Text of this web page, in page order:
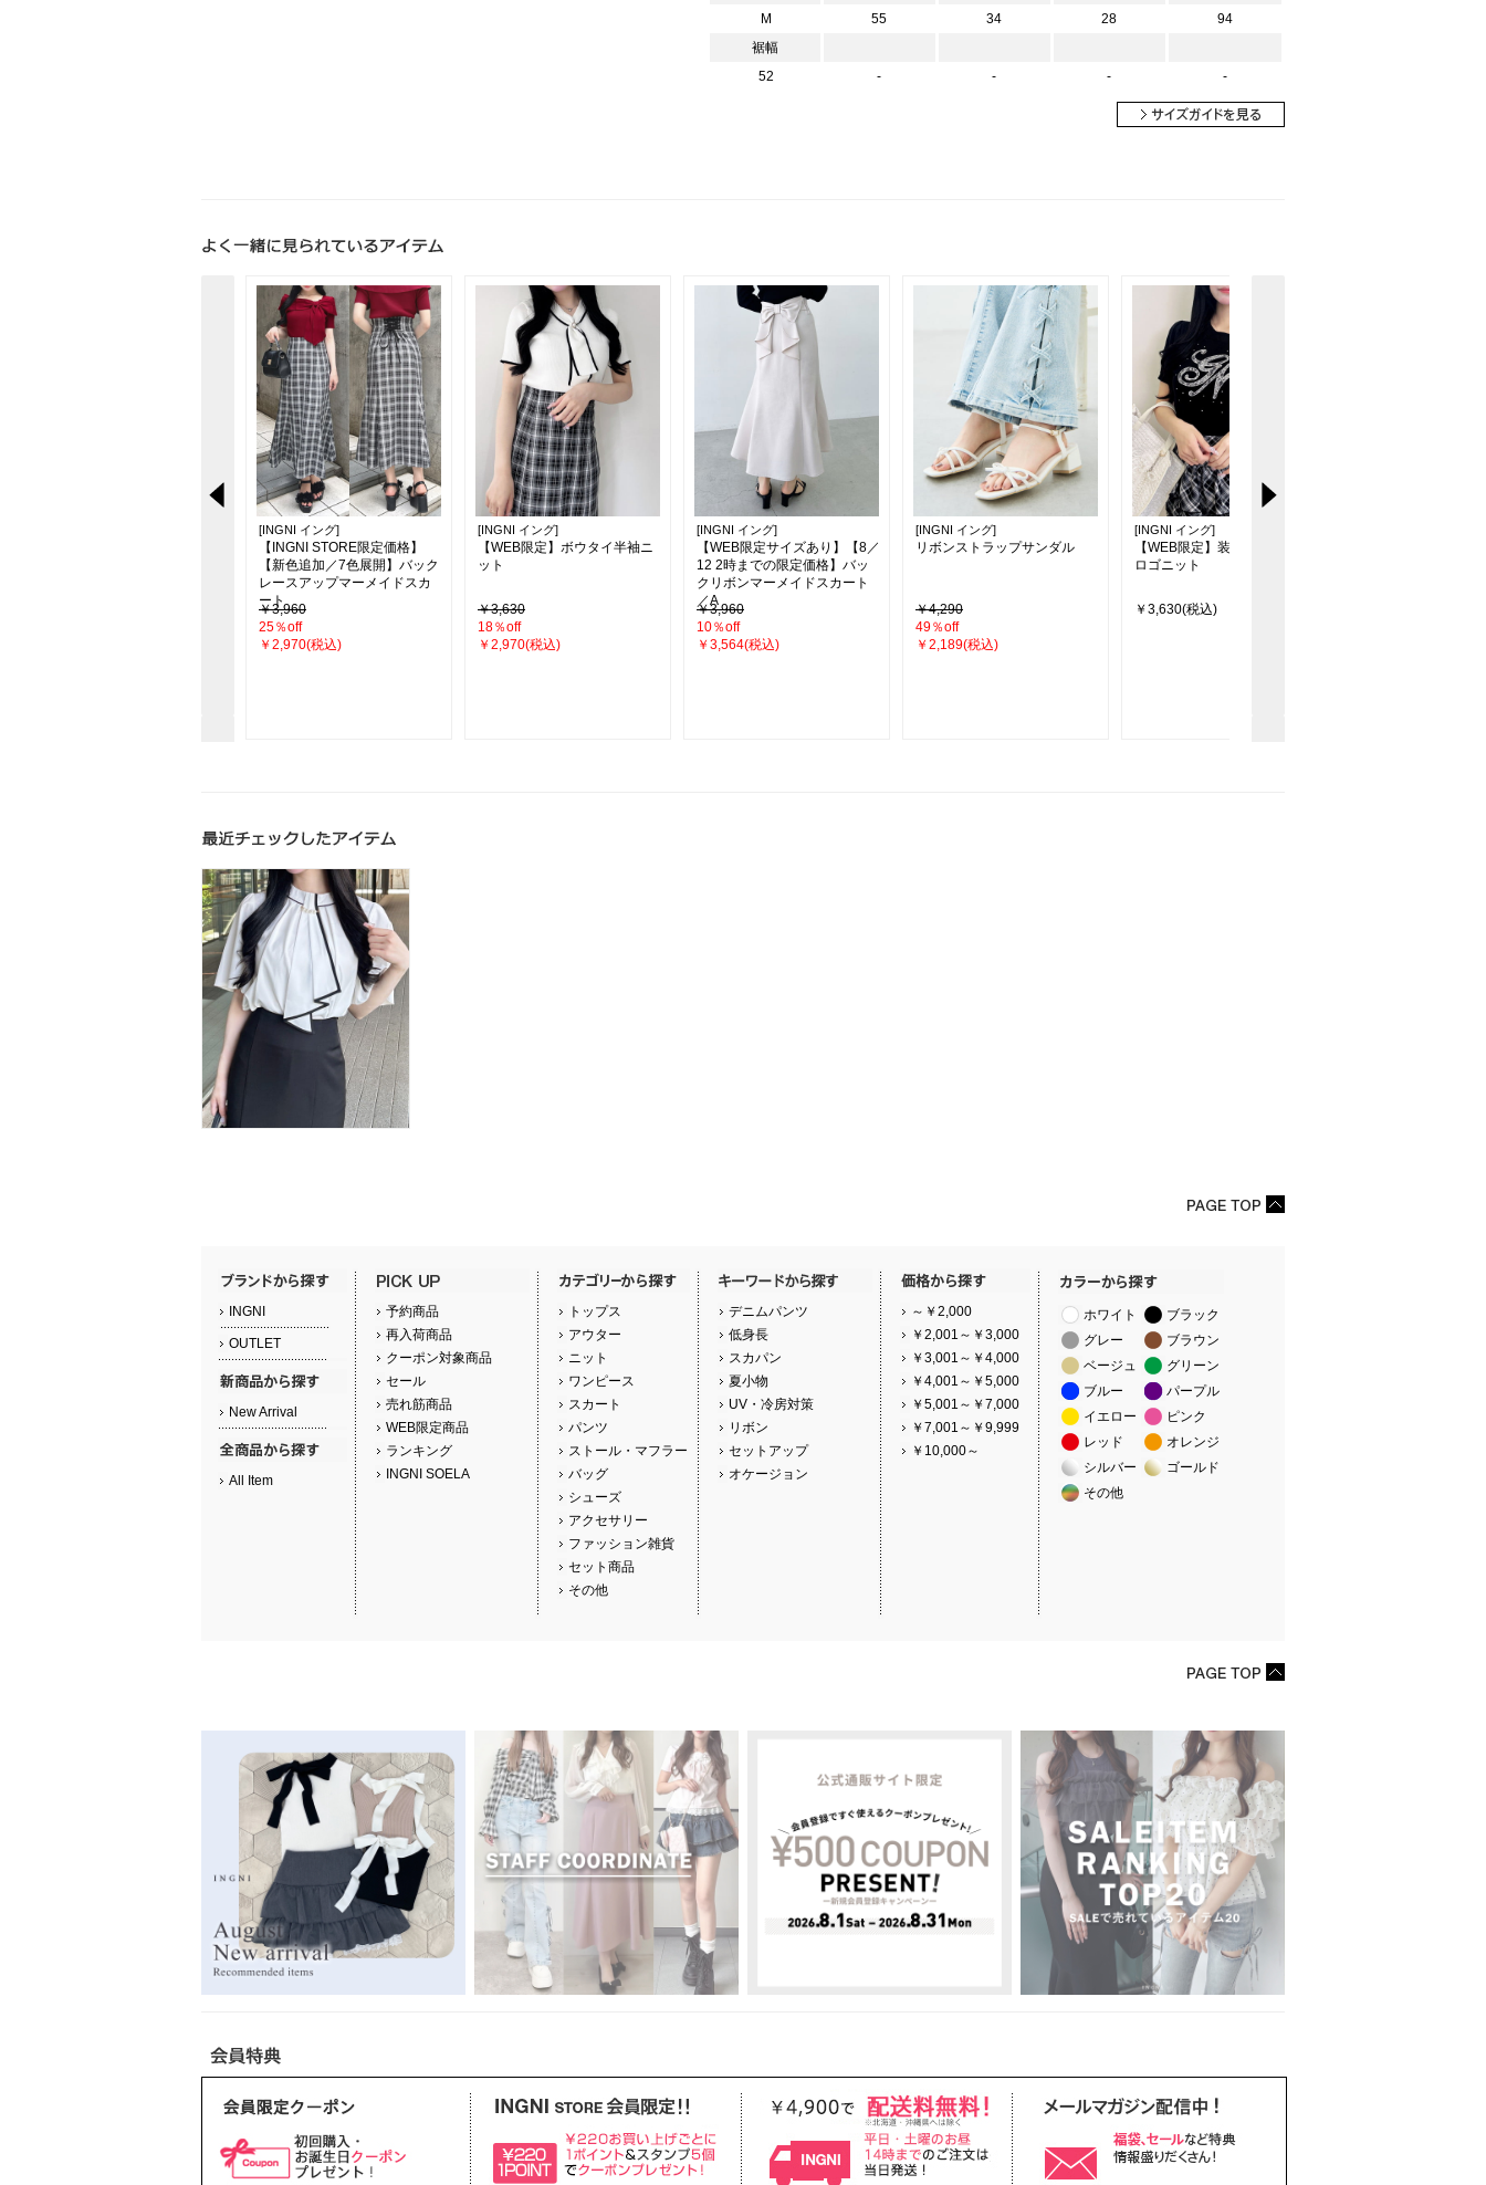
M
55 34 28
94
裾幅
52
- - - -
[INGNI イング]
【INGNI STORE限定価格】
【新色追加／7色展開】バック
レースアップマーメイドスカ
ート
￥3,960
25％off
￥2,970(税込)
[INGNI イング]
【WEB限定】ボウタイ半袖ニ
ット
￥3,630
18％off
￥2,970(税込)
[INGNI イング]
【WEB限定サイズあり】【8／
12 2時までの限定価格】バッ
クリボンマーメイドスカート
／A
￥3,960
10％off
￥3,564(税込)
[INGNI イング]
リボンストラップサンダル
￥4,290
49％off
￥2,189(税込)
[INGNI イング]
【WEB限定】装飾イニシャル
ロゴニット
￥3,630(税込)
INGNI
OUTLET
New Arrival
All Item
予約商品
再入荷商品
クーポン対象商品
セール
売れ筋商品
WEB限定商品
ランキング
INGNI SOELA
トップス
アウター
ニット
ワンピース
スカート
パンツ
ストール・マフラー
バッグ
シューズ
アクセサリー
ファッション雑貨
セット商品
その他
デニムパンツ
低身長
スカパン
夏小物
UV・冷房対策
リボン
セットアップ
オケージョン
～￥2,000
￥2,001～￥3,000
￥3,001～￥4,000
￥4,001～￥5,000
￥5,001～￥7,000
￥7,001～￥9,999
￥10,000～
ホワイト
ブラック
グレー
ブラウン
ベージュ
グリーン
ブルー
パープル
イエロー
ピンク
レッド
オレンジ
シルバー
ゴールド
その他